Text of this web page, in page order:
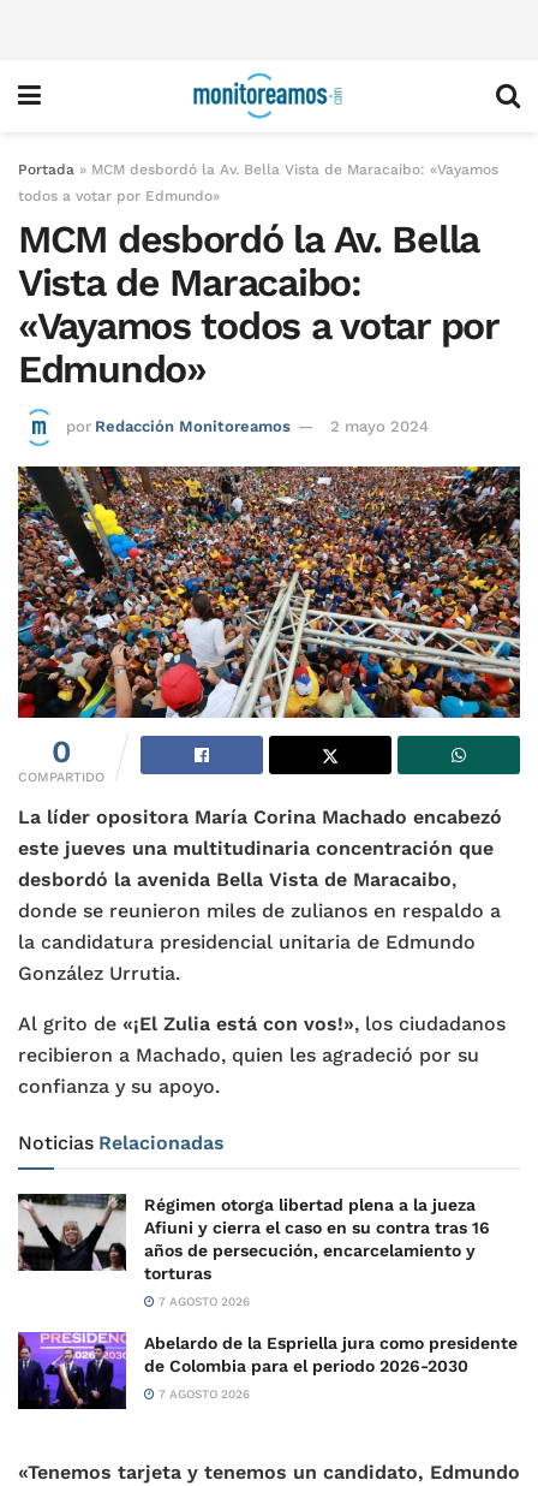
Portada » MCM desbordó la Av. Bella Vista de Maracaibo: «Vayamos
todos a votar por Edmundo»
MCM desbordó la Av. Bella
Vista de Maracaibo:
«Vayamos todos a votar por
Edmundo»
por Redacción Monitoreamos 2 mayo 2024
0
COMPARTIDO
La líder opositora María Corina Machado encabezó
este jueves una multitudinaria concentración que
desbordó la avenida Bella Vista de Maracaibo,
donde se reunieron miles de zulianos en respaldo a
la candidatura presidencial unitaria de Edmundo
González Urrutia.
Al grito de «¡El Zulia está con vos!», los ciudadanos
recibieron a Machado, quien les agradeció por su
confianza y su apoyo.
Noticias Relacionadas
Régimen otorga libertad plena a la jueza
Afiuni y cierra el caso en su contra tras 16
años de persecución, encarcelamiento y
torturas
7 AGOSTO 2026
Abelardo de la Espriella jura como presidente
de Colombia para el periodo 2026-2030
7 AGOSTO 2026
«Tenemos tarjeta y tenemos un candidato, Edmundo